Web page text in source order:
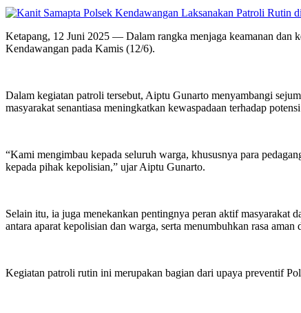
Ketapang, 12 Juni 2025 — Dalam rangka menjaga keamanan dan
Kendawangan pada Kamis (12/6).
Dalam kegiatan patroli tersebut, Aiptu Gunarto menyambangi
masyarakat senantiasa meningkatkan kewaspadaan terhadap
“Kami mengimbau kepada seluruh warga, khususnya para
kepada pihak kepolisian,” ujar Aiptu Gunarto.
Selain itu, ia juga menekankan pentingnya peran aktif masyarakat
antara aparat kepolisian dan warga, serta menumbuhkan rasa aman
Kegiatan patroli rutin ini merupakan bagian dari upaya preventif